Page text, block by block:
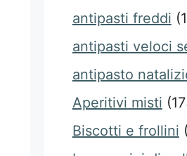
antipasti freddi
antipasti veloci
antipasto
Aperitivi misti
Biscotti e frollini